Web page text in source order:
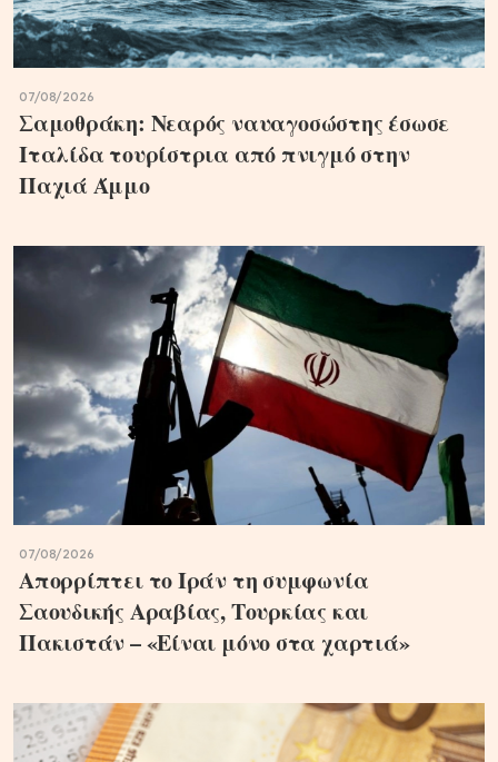
07/08/2026
Σαμοθράκη: Νεαρός ναυαγοσώστης έσωσε
Ιταλίδα τουρίστρια από πνιγμό στην
Παχιά Άμμο
07/08/2026
Απορρίπτει το Ιράν τη συμφωνία
Σαουδικής Αραβίας, Τουρκίας και
Πακιστάν – «Είναι μόνο στα χαρτιά»